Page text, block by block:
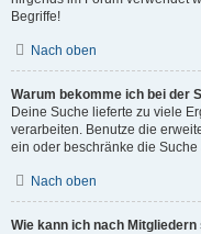
Begriffe!
Nach oben
Warum bekomme ich bei der
Deine Suche lieferte zu viele
verarbeiten. Benutze die
ein oder beschränke die
Nach oben
Wie kann ich nach Mitgliedern